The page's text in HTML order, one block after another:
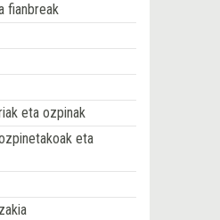
fianbreak
eta ozpinak
eta